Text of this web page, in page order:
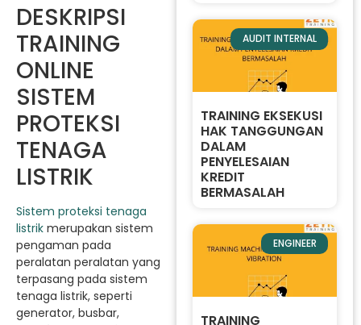
DESKRIPSI
TRAINING
ONLINE
SISTEM
PROTEKSI
TENAGA
LISTRIK
Sistem proteksi tenaga
listrik merupakan sistem
pengaman pada
peralatan peralatan yang
terpasang pada sistem
tenaga listrik, seperti
generator, busbar,
AUDIT INTERNAL
TRAINING EKSEKUSI
HAK TANGGUNGAN
DALAM
PENYELESAIAN
KREDIT
BERMASALAH
ENGINEER
TRAINING